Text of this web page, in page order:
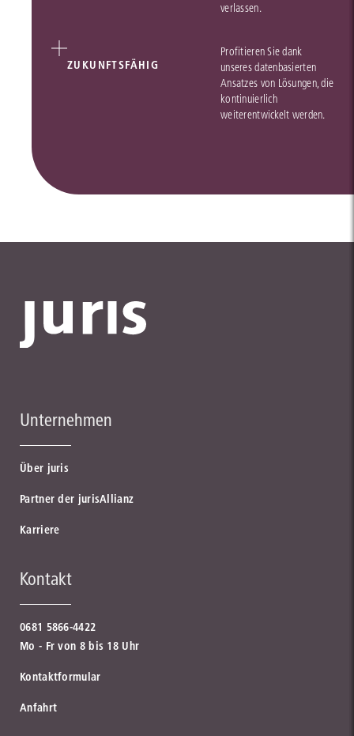
verlassen.
ZUKUNFTSFÄHIG
Profitieren Sie dank
unseres datenbasierten
Ansatzes von Lösungen, die
kontinuierlich
weiterentwickelt werden.
Unternehmen
Über juris
Partner der jurisAllianz
Karriere
Kontakt
0681 5866-4422
Mo - Fr von 8 bis 18 Uhr
Kontaktformular
Anfahrt